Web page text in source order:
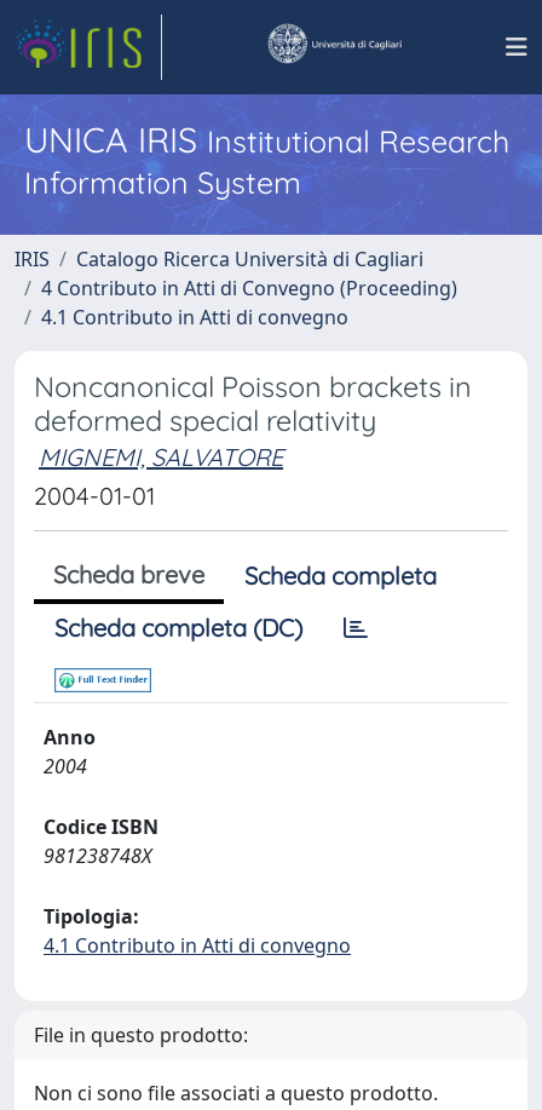
UNICA IRISInstitutional Research
Information System
IRIS
Catalogo Ricerca Università di Cagliari
4 Contributo in Atti di Convegno (Proceeding)
4.1 Contributo in Atti di convegno
Noncanonical Poisson brackets in
deformed special relativity
MIGNEMI, SALVATORE
2004-01-01
Scheda breve
Scheda completa
Scheda completa (DC)
Anno
2004
Codice ISBN
981238748X
Tipologia:
4.1 Contributo in Atti di convegno
File in questo prodotto:
Non ci sono file associati a questo prodotto.